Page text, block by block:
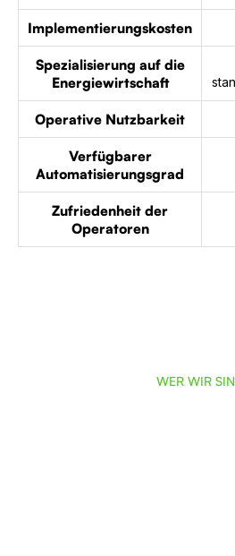
Implementierungskosten
Spezialisierung auf die
Energiewirtschaft
Operative Nutzbarkeit
Verfügbarer
Automatisierungsgrad
Zufriedenheit der
Operatoren
WER WIR